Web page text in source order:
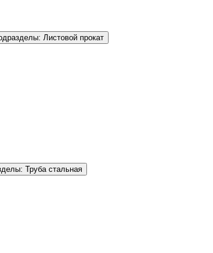
Листовой прокат
Труба стальная